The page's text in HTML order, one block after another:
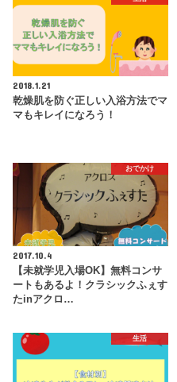
2018.1.21
乾燥肌を防ぐ正しい入浴方法でマ
マもキレイになろう！
おでかけ
2017.10.4
【未就学児入場OK】無料コンサ
ートもあるよ！クラシックふぇす
たinアクロ…
生活